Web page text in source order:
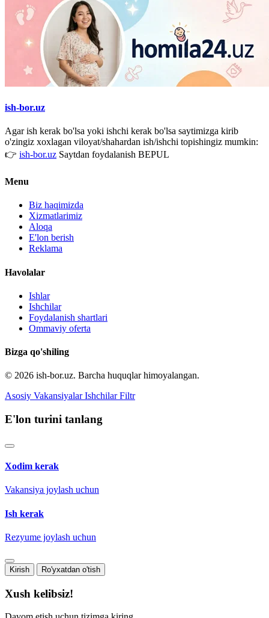
ish-bor.uz
Agar ish kerak bo'lsa yoki ishchi kerak bo'lsa saytimizga kirib
o'zingiz xoxlagan viloyat/shahardan ish/ishchi topishingiz mumkin:
👉 ish-bor.uz Saytdan foydalanish BEPUL
Menu
Biz haqimizda
Xizmatlarimiz
Aloqa
E'lon berish
Reklama
Havolalar
Ishlar
Ishchilar
Foydalanish shartlari
Ommaviy oferta
Bizga qo'shiling
© 2026 ish-bor.uz. Barcha huquqlar himoyalangan.
Asosiy Vakansiyalar Ishchilar Filtr
E'lon turini tanlang
Xodim kerak
Vakansiya joylash uchun
Ish kerak
Rezyume joylash uchun
Kirish Ro'yxatdan o'tish
Xush kelibsiz!